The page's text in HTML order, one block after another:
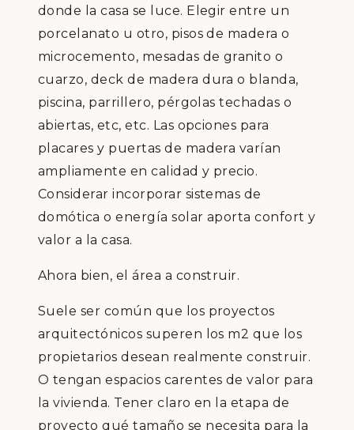
donde la casa se luce. Elegir entre un
porcelanato u otro, pisos de madera o
microcemento, mesadas de granito o
cuarzo, deck de madera dura o blanda,
piscina, parrillero, pérgolas techadas o
abiertas, etc, etc. Las opciones para
placares y puertas de madera varían
ampliamente en calidad y precio.
Considerar incorporar sistemas de
domótica o energía solar aporta confort y
valor a la casa.
Ahora bien, el área a construir.
Suele ser común que los proyectos
arquitectónicos superen los m2 que los
propietarios desean realmente construir.
O tengan espacios carentes de valor para
la vivienda. Tener claro en la etapa de
proyecto qué tamaño se necesita para la